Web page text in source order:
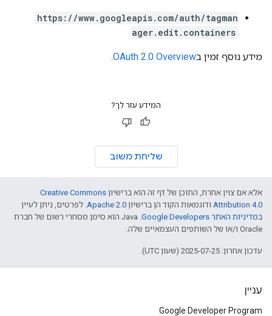
https://www.googleapis.com/auth/tagman
ager.edit.containers
מידע נוסף זמין בOAuth 2.0 Overview
.
המידע עזר לך?
שליחת משוב
אלא אם צוין אחרת, התוכן של דף זה הוא ברישיון Creative Commons
Attribution 4.0 ודוגמאות הקוד הן ברישיון Apache 2.0. לפרטים, ניתן לעיין
במדיניות האתר Google Developers‏
.‏ Java הוא סימן מסחרי רשום של חברת
Oracle ו/או של השותפים העצמאיים שלה.
עדכון אחרון: 2025-07-25 (שעון UTC).
עניין
Google Developer Program